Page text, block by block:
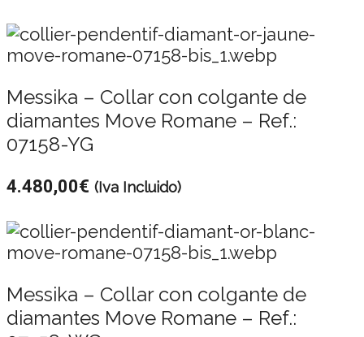
Messika – Collar con colgante de
diamantes Move Romane – Ref.:
07158-YG
4.480,00€ (Iva Incluido)
Messika – Collar con colgante de
diamantes Move Romane – Ref.: